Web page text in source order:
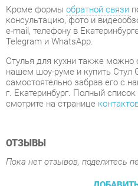
нашем шоу-руме и купить Стул
самостоятельно забрав его с
г. Екатеринбург. Полный список
смотрите на странице
ОТЗЫВЫ
Пока нет отзывов, поделитесь